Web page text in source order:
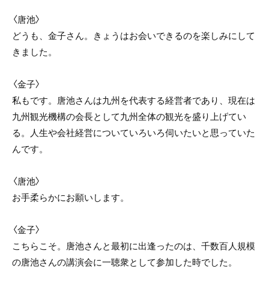
〈唐池〉
どうも、金子さん。きょうはお会いできるのを楽しみにして
きました。
〈金子〉
私もです。唐池さんは九州を代表する経営者であり、現在は
九州観光機構の会長として九州全体の観光を盛り上げてい
る。人生や会社経営についていろいろ伺いたいと思っていた
んです。
〈唐池〉
お手柔らかにお願いします。
〈金子〉
こちらこそ。唐池さんと最初に出逢ったのは、千数百人規模
の唐池さんの講演会に一聴衆として参加した時でした。